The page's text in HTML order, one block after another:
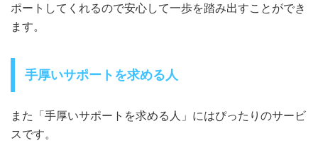
ポートしてくれるので安心して一歩を踏み出すことができ
ます。
手厚いサポートを求める人
また「手厚いサポートを求める人」にはぴったりのサービ
スです。